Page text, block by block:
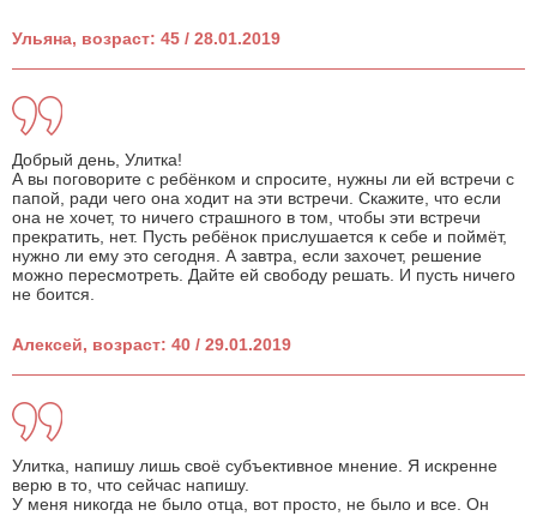
Ульяна, возраст: 45 / 28.01.2019
Добрый день, Улитка!
А вы поговорите с ребёнком и спросите, нужны ли ей встречи с
папой, ради чего она ходит на эти встречи. Скажите, что если
она не хочет, то ничего страшного в том, чтобы эти встречи
прекратить, нет. Пусть ребёнок прислушается к себе и поймёт,
нужно ли ему это сегодня. А завтра, если захочет, решение
можно пересмотреть. Дайте ей свободу решать. И пусть ничего
не боится.
Алексей, возраст: 40 / 29.01.2019
Улитка, напишу лишь своё субъективное мнение. Я искренне
верю в то, что сейчас напишу.
У меня никогда не было отца, вот просто, не было и все. Он